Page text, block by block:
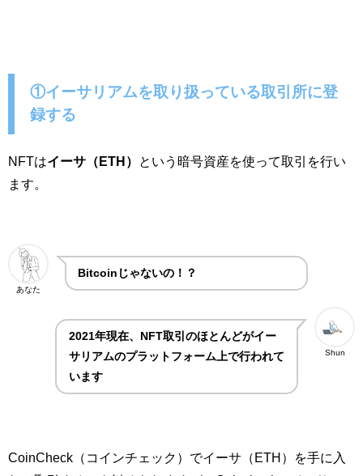
①イーサリアムを取り扱っている取引所に登
録する
NFTはイーサ（ETH）
という暗号資産を使って取引を行い
ます。
あなた
Bitcoinじゃないの！？
Shun
2021年現在、NFT取引のほとんどがイー
サリアムのプラットフォーム上で行われて
います
CoinCheck（コインチェック）でイーサ（ETH）を手に入